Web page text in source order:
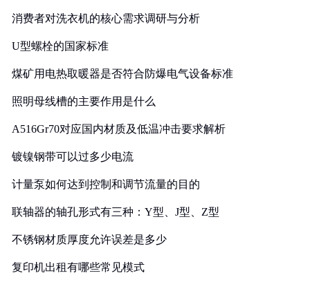
消费者对洗衣机的核心需求调研与分析
U型螺栓的国家标准
煤矿用电热取暖器是否符合防爆电气设备标准
照明母线槽的主要作用是什么
A516Gr70对应国内材质及低温冲击要求解析
镀镍钢带可以过多少电流
计量泵如何达到控制和调节流量的目的
联轴器的轴孔形式有三种：Y型、J型、Z型
不锈钢材质厚度允许误差是多少
复印机出租有哪些常见模式